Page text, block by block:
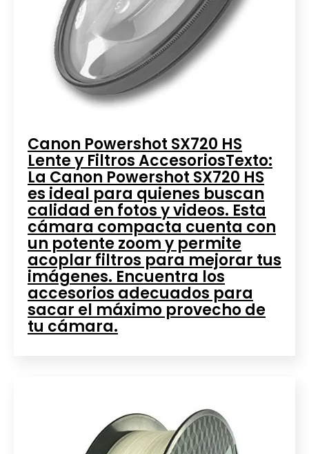
Canon Powershot SX720 HS
Lente y Filtros AccesoriosTexto:
La Canon Powershot SX720 HS
es ideal para quienes buscan
calidad en fotos y videos. Esta
cámara compacta cuenta con
un potente zoom y permite
acoplar filtros para mejorar tus
imágenes. Encuentra los
accesorios adecuados para
sacar el máximo provecho de
tu cámara.